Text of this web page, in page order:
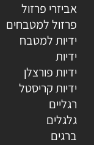
אביזרי פרזול
פרזול למטבחים
ידיות למטבח
ידיות
ידיות פורצלן
ידיות קריסטל
רגליים
גלגלים
ברגים